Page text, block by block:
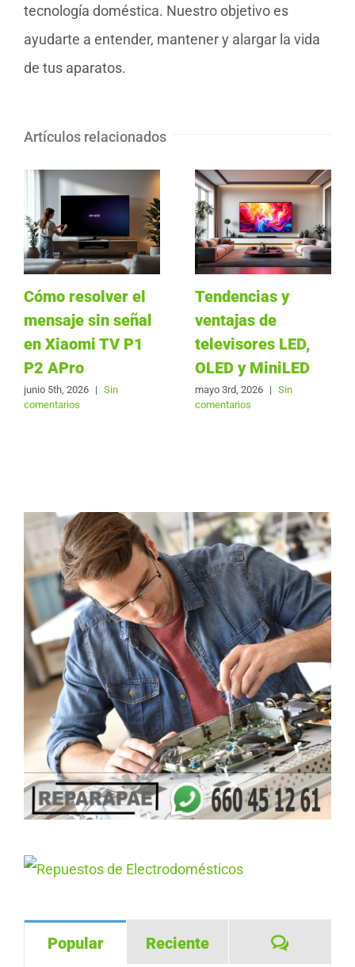
tecnología doméstica. Nuestro objetivo es
ayudarte a entender, mantener y alargar la vida
de tus aparatos.
Artículos relacionados
Cómo resolver el
mensaje sin señal
en Xiaomi TV P1
P2 APro
junio 5th, 2026 | Sin
comentarios
Tendencias y
ventajas de
televisores LED,
OLED y MiniLED
mayo 3rd, 2026 | Sin
comentarios
Popular Reciente